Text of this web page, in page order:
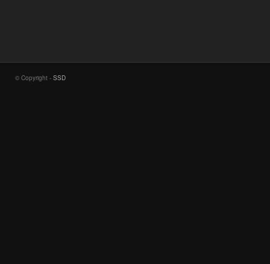
© Copyright - SSD